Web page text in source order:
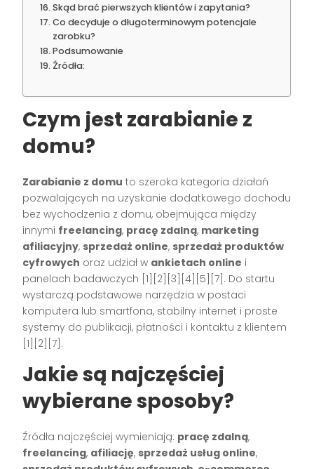
Skąd brać pierwszych klientów i zapytania?
Co decyduje o długoterminowym potencjale
zarobku?
Podsumowanie
Źródła:
Czym jest zarabianie z
domu?
Zarabianie z domu to szeroka kategoria działań
pozwalających na uzyskanie dodatkowego dochodu
bez wychodzenia z domu, obejmująca między
innymi freelancing, pracę zdalną, marketing
afiliacyjny, sprzedaż online, sprzedaż produktów
cyfrowych oraz udział w ankietach online i
panelach badawczych [1][2][3][4][5][7]. Do startu
wystarczą podstawowe narzędzia w postaci
komputera lub smartfona, stabilny internet i proste
systemy do publikacji, płatności i kontaktu z klientem
[1][2][7].
Jakie są najczęściej
wybierane sposoby?
Źródła najczęściej wymieniają: pracę zdalną,
freelancing, afiliację, sprzedaż usług online,